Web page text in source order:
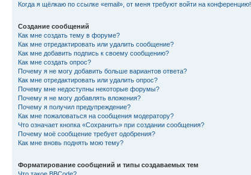
Когда я щёлкаю по ссылке «email», от меня требуют войти на конференцию!
Создание сообщений
Как мне создать тему в форуме?
Как мне отредактировать или удалить сообщение?
Как мне добавить подпись к своему сообщению?
Как мне создать опрос?
Почему я не могу добавить больше вариантов ответа?
Как мне отредактировать или удалить опрос?
Почему мне недоступны некоторые форумы?
Почему я не могу добавлять вложения?
Почему я получил предупреждение?
Как мне пожаловаться на сообщения модератору?
Что означает кнопка «Сохранить» при создании сообщения?
Почему моё сообщение требует одобрения?
Как мне вновь поднять мою тему?
Форматирование сообщений и типы создаваемых тем